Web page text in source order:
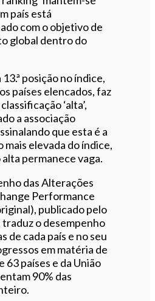
país está
com o objetivo de
global dentro do
posição no índice,
países elencados, faz
‘alta’,
a associação
que esta é a
mais elevada do índice,
permanece vaga.
das Alterações
Performance
publicado pelo
traduz o desempenho
de cada país e no seu
em matéria de
63 países e da União
90% das